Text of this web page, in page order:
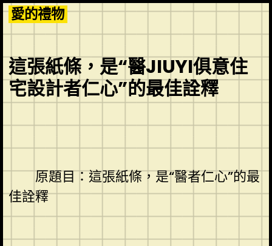
Skip
to
content
愛的禮物
這張紙條，是“醫JIUYI俱意住
宅設計者仁心”的最佳詮釋
原題目：這張紙條，是“醫者仁心”的最
佳詮釋